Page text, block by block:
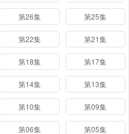
第26集 第25集
第22集 第21集
第18集 第17集
第14集 第13集
第10集 第09集
第06集 第05集